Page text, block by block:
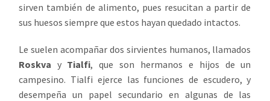
sirven también de alimento, pues resucitan a partir de
sus huesos siempre que estos hayan quedado intactos.
Le suelen acompañar dos sirvientes humanos, llamados
Roskva y Tialfi, que son hermanos e hijos de un
campesino. Tialfi ejerce las funciones de escudero, y
desempeña un papel secundario en algunas de las